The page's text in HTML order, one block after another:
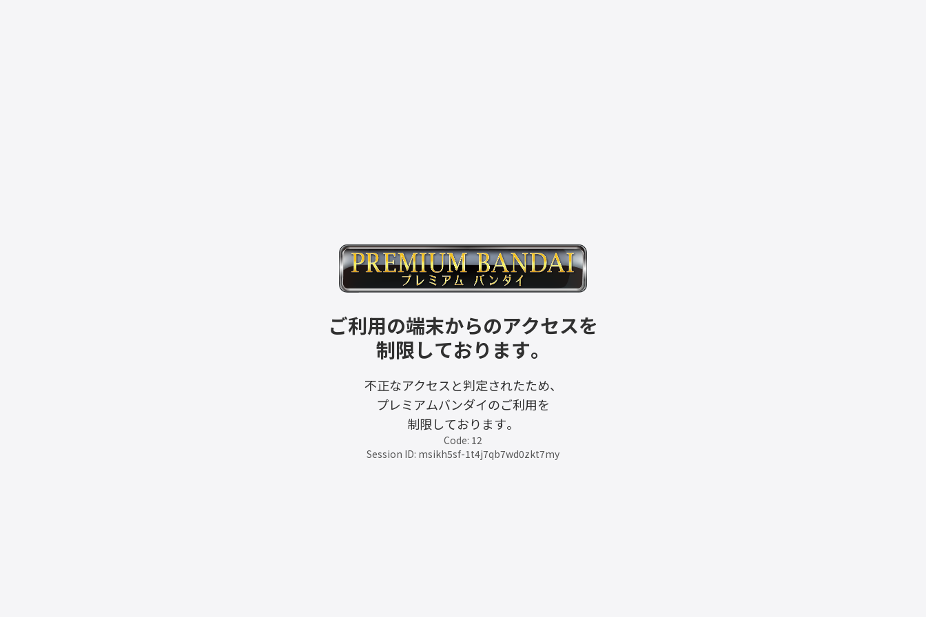
ご利用の端末からのアクセスを
制限しております。
不正なアクセスと判定されたため、
プレミアムバンダイのご利用を
制限しております。
Code: 12
Session ID: msikh5sf-1t4j7qb7wd0zkt7my